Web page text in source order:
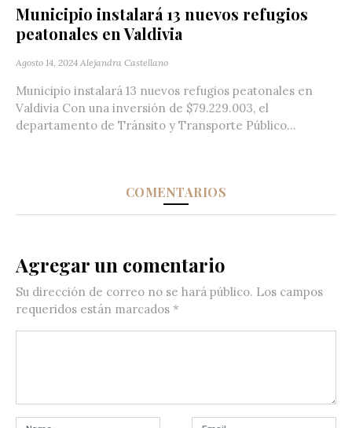
Municipio instalará 13 nuevos refugios
peatonales en Valdivia
Agosto 14, 2024 Alejandra Castellano
Municipio instalará 13 nuevos refugios peatonales en
Valdivia Con una inversión de $79.229.003, el
departamento de Tránsito y Transporte Público...
COMENTARIOS
Agregar un comentario
Su dirección de correo no se hará público. Los campos
requeridos están marcados *